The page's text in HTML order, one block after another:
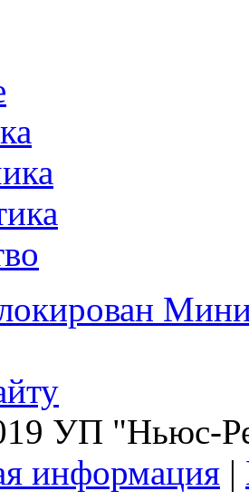
УП "Ньюс-
информация |